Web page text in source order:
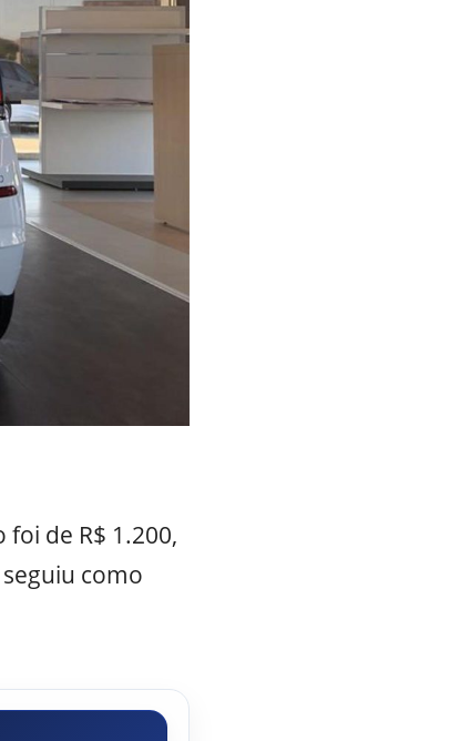
foi de R$ 1.200,
como